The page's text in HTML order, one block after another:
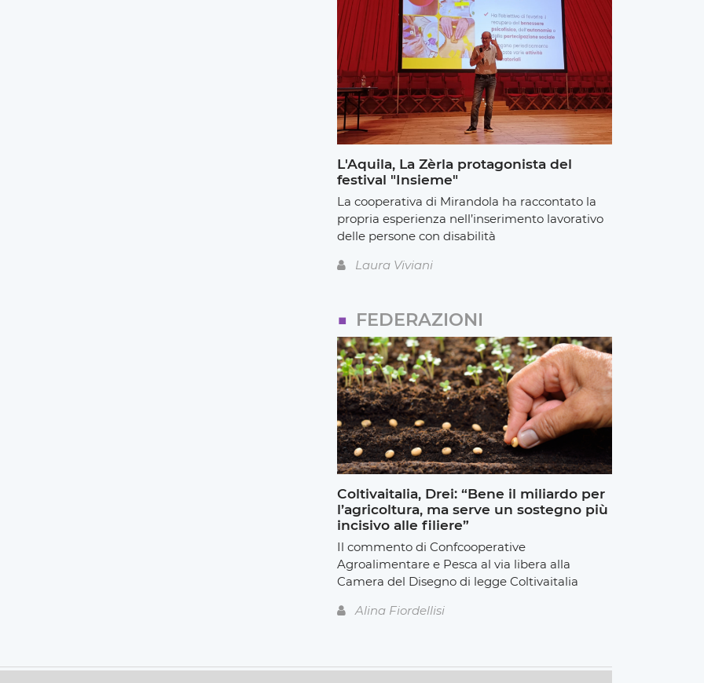
L'Aquila, La Zèrla protagonista del
festival "Insieme"
La cooperativa di Mirandola ha raccontato la
propria esperienza nell’inserimento lavorativo
delle persone con disabilità
Laura Viviani
FEDERAZIONI
Coltivaitalia, Drei: “Bene il miliardo per
l’agricoltura, ma serve un sostegno più
incisivo alle filiere”
Il commento di Confcooperative
Agroalimentare e Pesca al via libera alla
Camera del Disegno di legge Coltivaitalia
Alina Fiordellisi